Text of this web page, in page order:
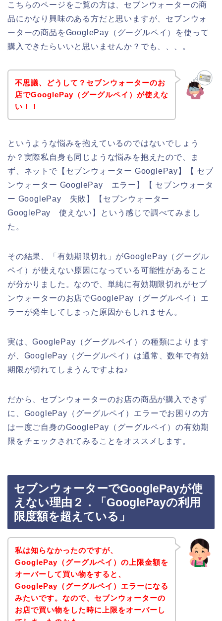
こちらのページをご覧の方は、セブンウォーターの商
品にかなり興味のある方だと思いますが、セブンウォ
ーターの商品をGooglePay（グーグルペイ）を使って
購入できたらいいと思いませんか？でも、、、。
不思議、どうして？セブンウォーターのお
店でGooglePay（グーグルペイ）が使えな
い！！
というような悩みを抱えているのではないでしょう
か？実際私自身も同じような悩みを抱えたので、ま
ず、ネットで【セブンウォーター GooglePay】【 セブ
ンウォーター GooglePay エラー】【 セブンウォータ
ー GooglePay 失敗】【セブンウォーター
GooglePay 使えない】という感じで調べてみまし
た。
その結果、「有効期限切れ」がGooglePay（グーグル
ペイ）が使えない原因になっている可能性があること
が分かりました。なので、単純に有効期限切れがセブ
ンウォーターのお店でGooglePay（グーグルペイ）エ
ラーが発生してしまった原因かもしれません。
実は、GooglePay（グーグルペイ）の種類によります
が、GooglePay（グーグルペイ）は通常、数年で有効
期限が切れてしまうんですよね♪
だから、セブンウォーターのお店の商品が購入できず
に、GooglePay（グーグルペイ）エラーでお困りの方
は一度ご自身のGooglePay（グーグルペイ）の有効期
限をチェックされてみることをオススメします。
セブンウォーターでGooglePayが使
えない理由２．「GooglePayの利用
限度額を超えている」
私は知らなかったのですが、
GooglePay（グーグルペイ）の上限金額を
オーバーして買い物をすると、
GooglePay（グーグルペイ）エラーになる
みたいです。なので、セブンウォーターの
お店で買い物をした時に上限をオーバーし